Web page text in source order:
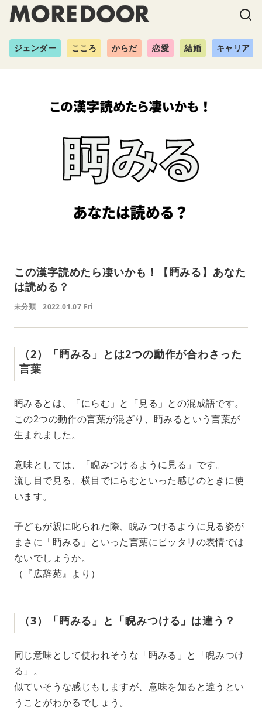
ジェンダー こころ からだ 恋愛 結婚 キャリア
この漢字読めたら凄いかも！【眄みる】あなた
は読める？
未分類 2022.01.07 Fri
（2）「眄みる」とは2つの動作が合わさった
言葉
眄みるとは、「にらむ」と「見る」との混成語です。
この2つの動作の言葉が混ざり、眄みるという言葉が
生まれました。
意味としては、「睨みつけるように見る」です。
流し目で見る、横目でにらむといった感じのときに使
います。
子どもが親に叱られた際、睨みつけるように見る姿が
まさに「眄みる」といった言葉にピッタリの表情では
ないでしょうか。
（『広辞苑』より）
（3）「眄みる」と「睨みつける」は違う？
同じ意味として使われそうな「眄みる」と「睨みつけ
る」。
似ていそうな感じもしますが、意味を知ると違うとい
うことがわかるでしょう。